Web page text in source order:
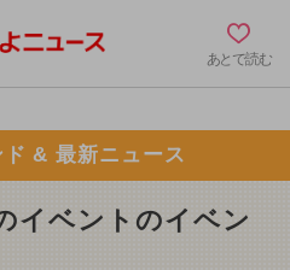
あとで読む
& 最新ニュース
イベントのイベン